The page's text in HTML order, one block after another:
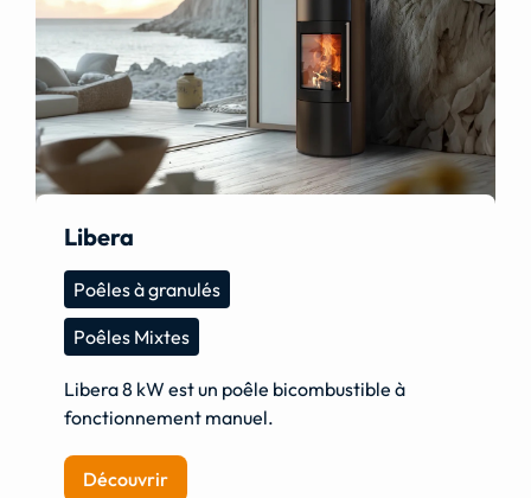
Libera
Poêles à granulés
Poêles Mixtes
Libera 8 kW est un poêle bicombustible à
fonctionnement manuel.
Découvrir